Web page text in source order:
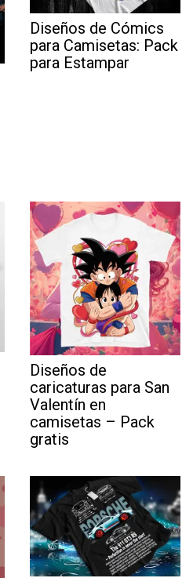
Diseños de Cómics
para Camisetas: Pack
para Estampar
Diseños de
caricaturas para San
Valentín en
camisetas – Pack
gratis